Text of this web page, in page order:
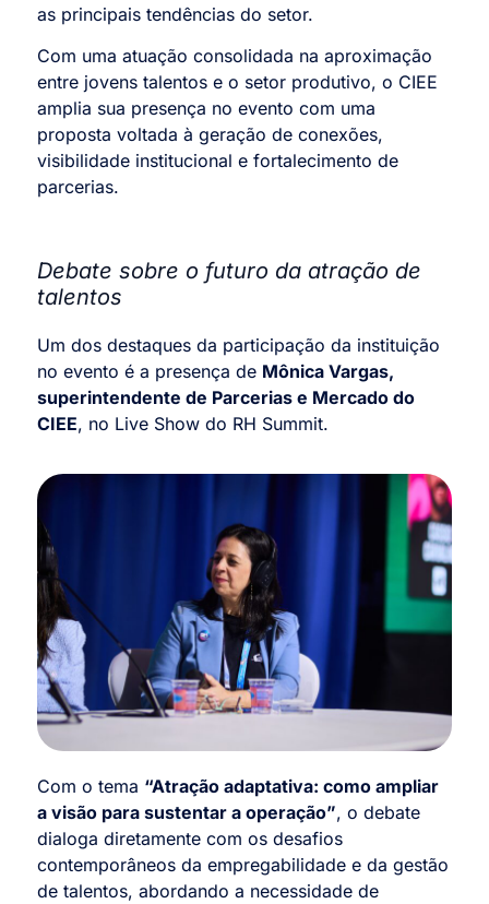
as principais tendências do setor.
Com uma atuação consolidada na aproximação
entre jovens talentos e o setor produtivo, o CIEE
amplia sua presença no evento com uma
proposta voltada à geração de conexões,
visibilidade institucional e fortalecimento de
parcerias.
Debate sobre o futuro da atração de
talentos
Um dos destaques da participação da instituição
no evento é a presença de Mônica Vargas,
superintendente de Parcerias e Mercado do
CIEE, no Live Show do RH Summit.
Com o tema “Atração adaptativa: como ampliar
a visão para sustentar a operação”, o debate
dialoga diretamente com os desafios
contemporâneos da empregabilidade e da gestão
de talentos, abordando a necessidade de